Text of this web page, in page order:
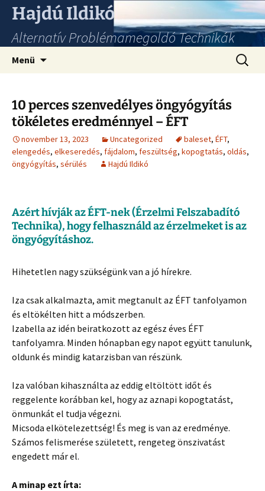
Hajdú Ildikó
Alternatív Problémamegoldó Technikák
Menü
10 perces szenvedélyes öngyógyítás
tökéletes eredménnyel – ÉFT
november 13, 2023 Uncategorized baleset, ÉFT,
elengedés, elkeseredés, fájdalom, feszültség, kopogtatás, oldás,
öngyógyítás, sérülés Hajdú Ildikó
Azért hívják az ÉFT-nek (Érzelmi Felszabadító
Technika), hogy felhasználd az érzelmeket is az
öngyógyításhoz.
Hihetetlen nagy szükségünk van a jó hírekre.
Iza csak alkalmazta, amit megtanult az ÉFT tanfolyamon
és eltökélten hitt a módszerben.
Izabella az idén beiratkozott az egész éves ÉFT
tanfolyamra. Minden hónapban egy napot együtt tanulunk,
oldunk és mindig katarzisban van részünk.
Iza valóban kihasználta az eddig eltöltött időt és
reggelente korábban kel, hogy az aznapi kopogtatást,
önmunkát el tudja végezni.
Micsoda elkötelezettség! És meg is van az eredménye.
Számos felismerése született, rengeteg önszivatást
engedett már el.
A minap ezt írta: